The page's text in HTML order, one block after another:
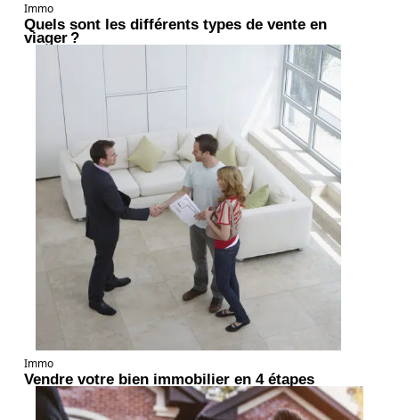
Immo
Quels sont les différents types de vente en
viager ?
Immo
Vendre votre bien immobilier en 4 étapes